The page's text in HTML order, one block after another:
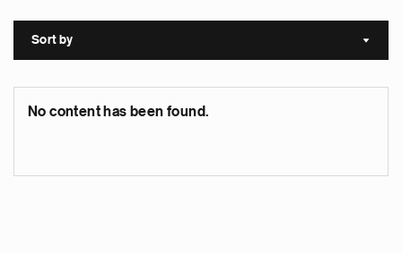
Sort by Sort
No content has been found.